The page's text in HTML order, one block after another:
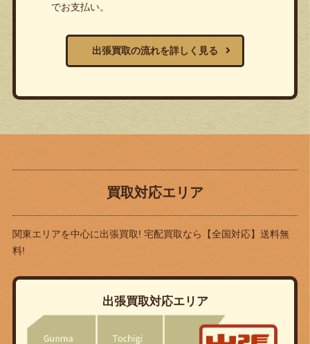
でお支払い。
出張買取の流れを詳しく見る
買取対応エリア
関東エリアを中心に出張買取! 宅配買取なら
【全国対応】送料無
料!
出張買取対応エリア